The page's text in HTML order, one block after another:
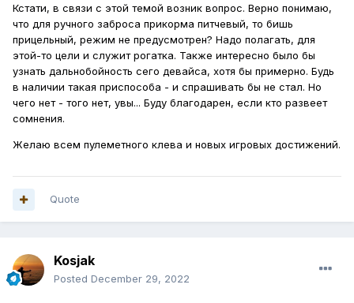
Кстати, в связи с этой темой возник вопрос. Верно понимаю,
что для ручного заброса прикорма питчевый, то бишь
прицельный, режим не предусмотрен? Надо полагать, для
этой-то цели и служит рогатка. Также интересно было бы
узнать дальнобойность сего девайса, хотя бы примерно. Будь
в наличии такая приспособа - и спрашивать бы не стал. Но
чего нет - того нет, увы... Буду благодарен, если кто развеет
сомнения.
Желаю всем пулеметного клева и новых игровых достижений.
Quote
Kosjak
Posted December 29, 2022